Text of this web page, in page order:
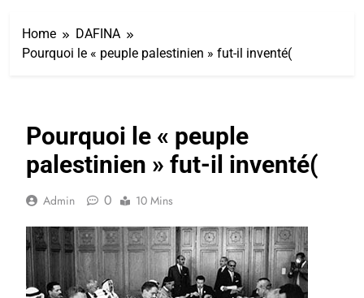
Home
DAFINA
Pourquoi le « peuple palestinien » fut-il inventé(
Pourquoi le « peuple
palestinien » fut-il inventé(
Admin 0 10 Mins